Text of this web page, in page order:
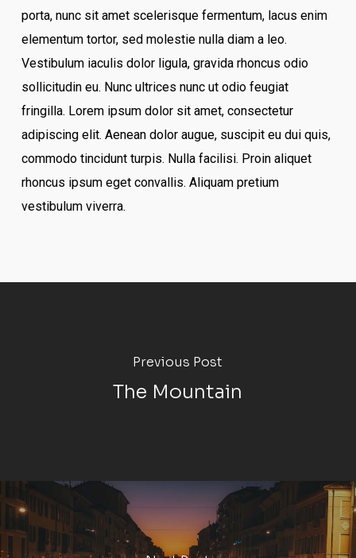
porta, nunc sit amet scelerisque fermentum, lacus enim
elementum tortor, sed molestie nulla diam a leo.
Vestibulum iaculis dolor ligula, gravida rhoncus odio
sollicitudin eu. Nunc ultrices nunc ut odio feugiat
fringilla. Lorem ipsum dolor sit amet, consectetur
adipiscing elit. Aenean dolor augue, suscipit eu dui quis,
commodo tincidunt turpis. Nulla facilisi. Proin aliquet
rhoncus ipsum eget convallis. Aliquam pretium
vestibulum viverra.
Previous Post
The Mountain